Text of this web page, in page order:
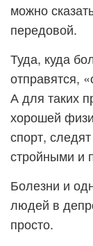
можно
передовой.
Туда, куда
отправятся,
А для таких
хорошей
спорт,
стройными и
Болезни и
людей в
просто.